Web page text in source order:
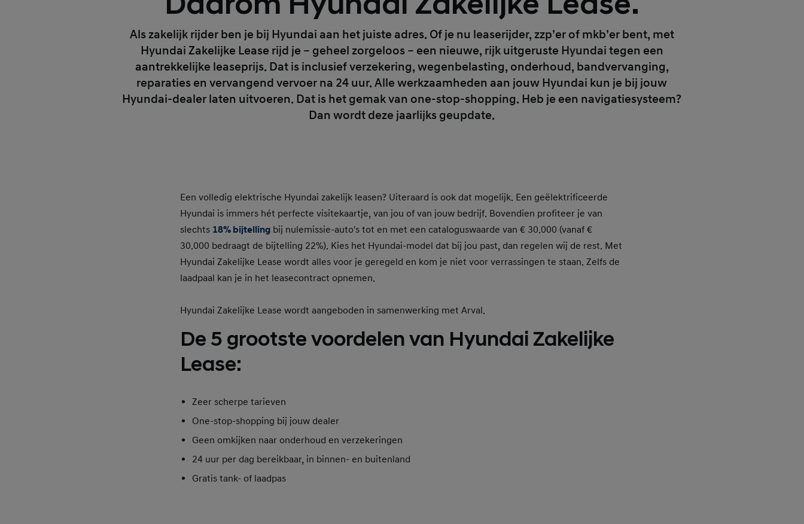
Als zakelijk rijder ben je bij Hyundai aan het juiste adres. Of je nu leaserijder, zzp’er of mkb’er bent, met
Hyundai Zakelijke Lease rijd je – geheel zorgeloos – een nieuwe, rijk uitgeruste Hyundai tegen een
aantrekkelijke leaseprijs. Dat is inclusief verzekering, wegenbelasting, onderhoud, bandvervanging,
reparaties en vervangend vervoer na 24 uur. Alle werkzaamheden aan jouw Hyundai kun je bij jouw
Hyundai-dealer laten uitvoeren. Dat is het gemak van one-stop-shopping. Heb je een navigatiesysteem?
Dan wordt deze jaarlijks geupdate.
Een volledig elektrische Hyundai zakelijk leasen? Uiteraard is ook dat mogelijk. Een geëlektrificeerde
Hyundai is immers hét perfecte visitekaartje, van jou of van jouw bedrijf. Bovendien profiteer je van
slechts 18% bijtelling bij nulemissie-auto's tot en met een cataloguswaarde van € 30.000 (vanaf €
30.000 bedraagt de bijtelling 22%). Kies het Hyundai-model dat bij jou past, dan regelen wij de rest. Met
Hyundai Zakelijke Lease wordt alles voor je geregeld en kom je niet voor verrassingen te staan. Zelfs de
laadpaal kan je in het leasecontract opnemen.
Hyundai Zakelijke Lease wordt aangeboden in samenwerking met Arval.
De 5 grootste voordelen van Hyundai Zakelijke
Lease:
Zeer scherpe tarieven
One-stop-shopping bij jouw dealer
Geen omkijken naar onderhoud en verzekeringen
24 uur per dag bereikbaar, in binnen- en buitenland
Gratis tank- of laadpas